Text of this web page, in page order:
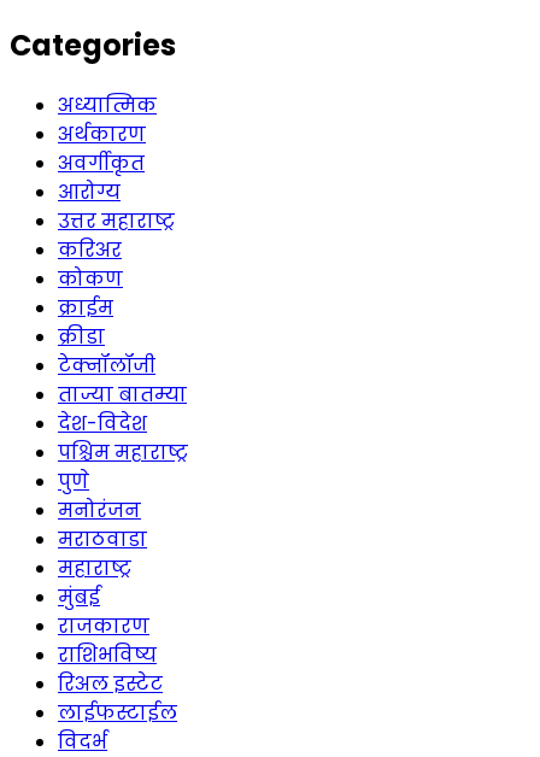
Categories
अध्यात्मिक
अर्थकारण
अवर्गीकृत
आरोग्य
उत्तर महाराष्ट्र
करिअर
कोकण
क्राईम
क्रीडा
टेक्नॉलॉजी
ताज्या बातम्या
देश-विदेश
पश्चिम महाराष्ट्र
पुणे
मनोरंजन
मराठवाडा
महाराष्ट्र
मुंबई
राजकारण
राशिभविष्य
रिअल इस्टेट
लाईफस्टाईल
विदर्भ